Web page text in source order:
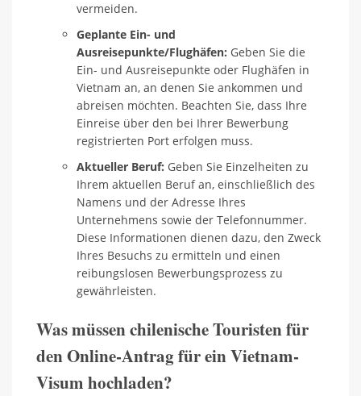
vermeiden.
Geplante Ein- und
Ausreisepunkte/Flughäfen: Geben Sie die
Ein- und Ausreisepunkte oder Flughäfen in
Vietnam an, an denen Sie ankommen und
abreisen möchten. Beachten Sie, dass Ihre
Einreise über den bei Ihrer Bewerbung
registrierten Port erfolgen muss.
Aktueller Beruf: Geben Sie Einzelheiten zu
Ihrem aktuellen Beruf an, einschließlich des
Namens und der Adresse Ihres
Unternehmens sowie der Telefonnummer.
Diese Informationen dienen dazu, den Zweck
Ihres Besuchs zu ermitteln und einen
reibungslosen Bewerbungsprozess zu
gewährleisten.
Was müssen chilenische Touristen für
den Online-Antrag für ein Vietnam-
Visum hochladen?